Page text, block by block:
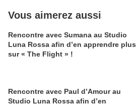
Vous aimerez aussi
Rencontre avec Sumana au Studio
Luna Rossa afin d’en apprendre plus
sur « The Flight » !
Rencontre avec Paul d’Amour au
Studio Luna Rossa afin d’en